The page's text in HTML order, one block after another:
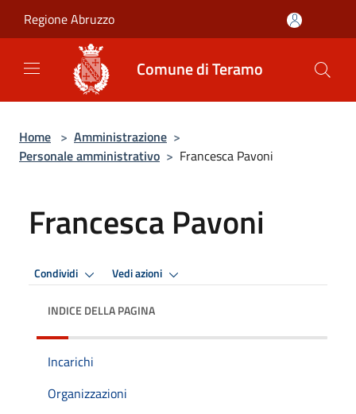
Regione Abruzzo
Comune di Teramo
Home > Amministrazione >
Personale amministrativo > Francesca Pavoni
Francesca Pavoni
Condividi Vedi azioni
INDICE DELLA PAGINA
Incarichi
Organizzazioni